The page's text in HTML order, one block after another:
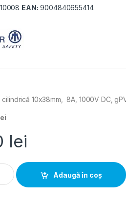
EAN: 9004840655414
10x38mm, 8A, 1000V DC,
lei
cilindrica 10x38mm, 8A, 1000V
Adaugă în coș